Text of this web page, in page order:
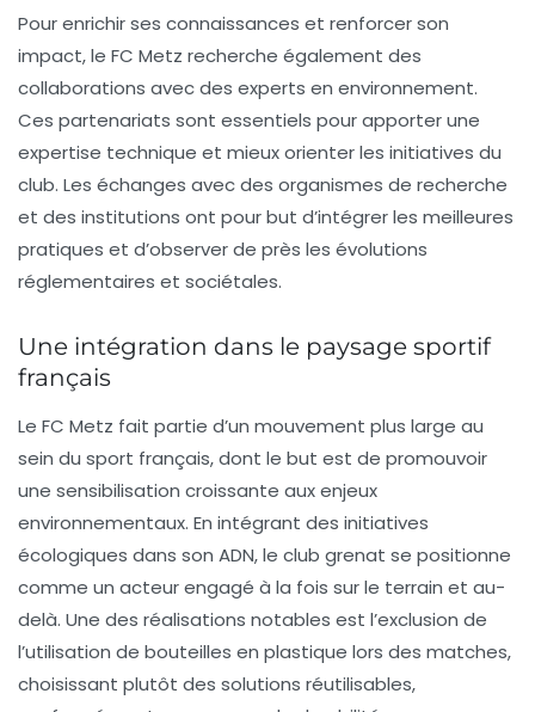
Pour enrichir ses connaissances et renforcer son
impact, le FC Metz recherche également des
collaborations avec des experts en environnement.
Ces partenariats sont essentiels pour apporter une
expertise technique et mieux orienter les initiatives du
club. Les échanges avec des organismes de recherche
et des institutions ont pour but d’intégrer les meilleures
pratiques et d’observer de près les évolutions
réglementaires et sociétales.
Une intégration dans le paysage sportif
français
Le FC Metz fait partie d’un mouvement plus large au
sein du sport français, dont le but est de promouvoir
une sensibilisation croissante aux enjeux
environnementaux. En intégrant des initiatives
écologiques dans son ADN, le club grenat se positionne
comme un acteur engagé à la fois sur le terrain et au-
delà. Une des réalisations notables est l’exclusion de
l’utilisation de bouteilles en plastique lors des matches,
choisissant plutôt des solutions réutilisables,